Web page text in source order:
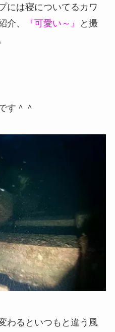
には寝についてるカワ
介、
『可愛い～』
と撮
す＾＾
わるといつもと違う風